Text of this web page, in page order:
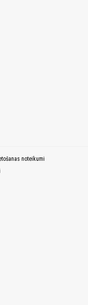
noteikumi